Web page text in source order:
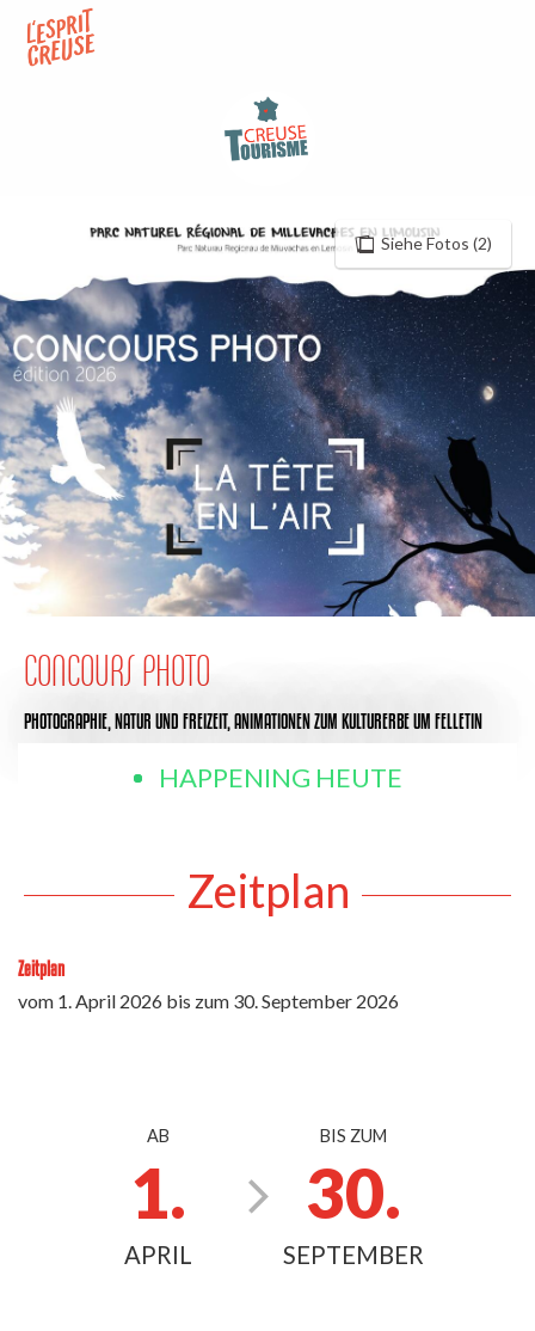
contenu
Siehe Fotos (2)
CONCOURS PHOTO
PHOTOGRAPHIE,NATUR UND FREIZEIT,ANIMATIONEN ZUM KULTURERBEUM FELLETIN
HAPPENING HEUTE
Zeitplan
Zeitplan
vom 1. April 2026 bis zum 30. September 2026
AB
1.
APRIL
BIS ZUM
30.
SEPTEMBER